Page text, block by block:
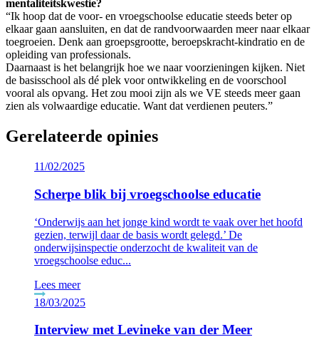
mentaliteitskwestie?
“Ik hoop dat de voor- en vroegschoolse educatie steeds beter op
elkaar gaan aansluiten, en dat de randvoorwaarden meer naar elkaar
toegroeien. Denk aan groepsgrootte, beroepskracht-kindratio en de
opleiding van professionals.
Daarnaast is het belangrijk hoe we naar voorzieningen kijken. Niet
de basisschool als dé plek voor ontwikkeling en de voorschool
vooral als opvang. Het zou mooi zijn als we VE steeds meer gaan
zien als volwaardige educatie. Want dat verdienen peuters.”
Gerelateerde opinies
11/02/2025
Scherpe blik bij vroegschoolse educatie
‘Onderwijs aan het jonge kind wordt te vaak over het hoofd
gezien, terwijl daar de basis wordt gelegd.’ De
onderwijsinspectie onderzocht de kwaliteit van de
vroegschoolse educ...
Lees meer
18/03/2025
Interview met Levineke van der Meer